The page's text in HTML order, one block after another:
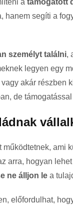
a támogatott
hanem segíti a
személyt találni,
legyen egy
akár részben
de
ami
arra, hogyan
ne álljon le a
előfordulhat,